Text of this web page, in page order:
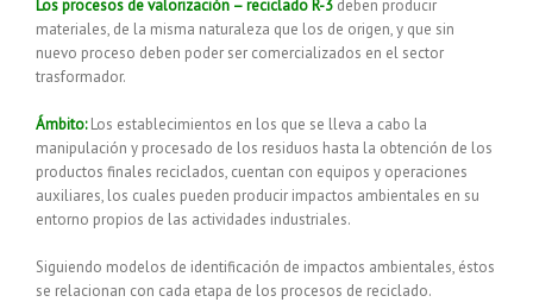
Los procesos de valorización – reciclado R-3 deben producir
materiales, de la misma naturaleza que los de origen, y que sin
nuevo proceso deben poder ser comercializados en el sector
trasformador.
Ámbito:Los establecimientos en los que se lleva a cabo la
manipulación y procesado de los residuos hasta la obtención de los
productos finales reciclados, cuentan con equipos y operaciones
auxiliares, los cuales pueden producir impactos ambientales en su
entorno propios de las actividades industriales.
Siguiendo modelos de identificación de impactos ambientales, éstos
se relacionan con cada etapa de los procesos de reciclado.